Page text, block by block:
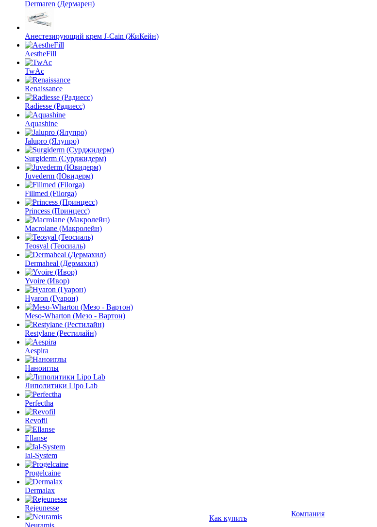
Dermaren (Дермарен)
Анестезирующий крем J-Cain (ЖиКейн)
AestheFill
TwAc
Renaissance
Radiesse (Радиесс)
Aquashine
Jalupro (Ялупро)
Surgiderm (Сурджидерм)
Juvederm (Ювидерм)
Fillmed (Filorga)
Princess (Принцесс)
Macrolane (Макролейн)
Teosyal (Теосиаль)
Dermaheal (Дермахил)
Yvoire (Ивор)
Hyaron (Гуарон)
Meso-Wharton (Мезо - Вартон)
Restylane (Рестилайн)
Aespira
Наноиглы
Липолитики Lipo Lab
Perfectha
Revofil
Ellanse
Ial-System
Progelcaine
Dermalax
Rejeunesse
Neuramis
Как купить
Компания